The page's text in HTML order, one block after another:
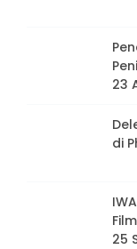
23
di
25